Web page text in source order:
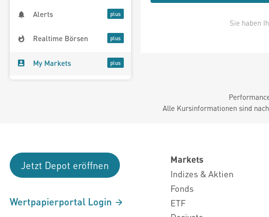
Alerts
Realtime Börsen
My Markets
Sie haben
Alle Kursinformationen sind
Jetzt Depot eröffnen
Wertpapierportal Login
Markets
Indizes & Aktien
Fonds
ETF